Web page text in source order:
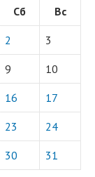
Сб Вс
2 3
9 10
16 17
23 24
30 31